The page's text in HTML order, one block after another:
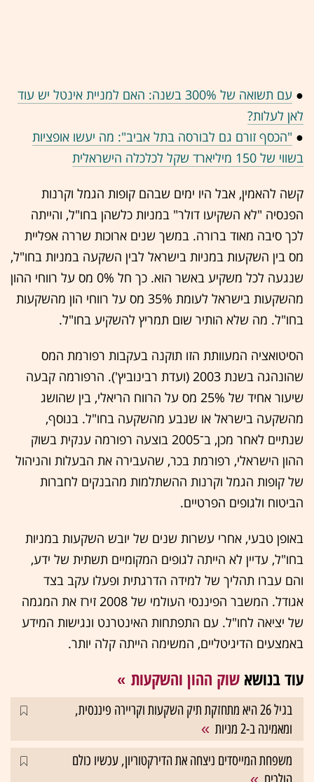
●
עם תשואה של 300% בשנה: האם למניית אינטל יש עוד
לאן לעלות?
● "הכסף זורם גם לבורסה בתל אביב": מה יעשו אופציות
בשווי של 150 מיליארד שקל לכלכלה הישראלית
קשה להאמין, אבל היו ימים שבהם קופות הגמל וקרנות
הפנסיה "לא השקיעו דולר" במניות כלשהן בחו"ל, והייתה
לכך סיבה מאוד ברורה. במשך שנים ארוכות שררה אפליית
מס בין השקעות במניות בישראל לבין השקעה במניות בחו"ל,
שנגעה לכל משקיע באשר הוא. כך חל 0% מס על רווחי ההון
מהשקעות בישראל לעומת 35% מס על רווחי הון מהשקעות
בחו"ל. מה שלא הותיר שום תמריץ להשקיע בחו"ל.
הסיטואציה המעוותת הזו תוקנה בעקבות רפורמת המס
שהונהגה בשנת 2003 (ועדת רבינוביץ'). הרפורמה קבעה
שיעור אחיד של 25% מס על הרווח הריאלי, בין שהושג
מהשקעה בישראל או שנבע מהשקעה בחו"ל. בנוסף,
שנתיים לאחר מכן, ב־2005 בוצעה רפורמה ענקית בשוק
ההון הישראלי, רפורמת בכר, שהעבירה את הבעלות והניהול
של קופות הגמל וקרנות ההשתלמות מהבנקים לחברות
הביטוח ולגופים הפרטיים.
באופן טבעי, אחרי עשרות שנים של יובש השקעות במניות
בחו"ל, עדיין לא הייתה לגופים המקומיים תשתית של ידע,
והם עברו תהליך של למידה הדרגתית ופעלו עקב בצד
אגודל. המשבר הפיננסי העולמי של 2008 זירז את המגמה
של יציאה לחו"ל. עם התפתחות האינטרנט ונגישות המידע
באמצעים הדיגיטליים, המשימה הייתה קלה יותר.
עוד בנושא שוק ההון והשקעות
בגיל 26 היא מתחזקת תיק השקעות וקריירה פיננסית,
ומאמינה ב-2 מניות
משפחת המייסדים ניצחה את הדירקטוריון, עכשיו כולם